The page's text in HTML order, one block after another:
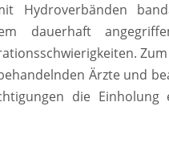
Hydroverbänden
dauerhaft
Ärzte und
die Einholung